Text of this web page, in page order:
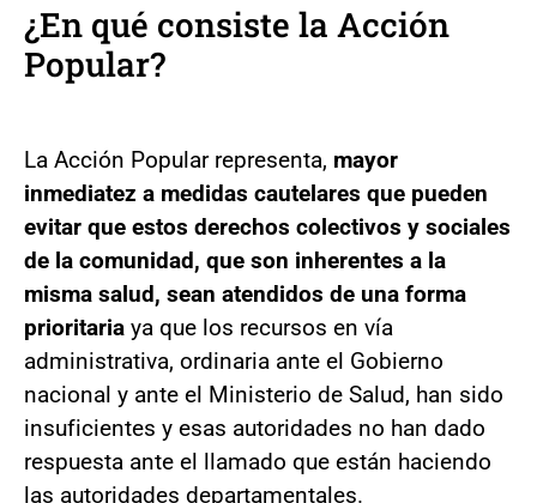
¿En qué consiste la Acción
Popular?
La Acción Popular representa, mayor
inmediatez a medidas cautelares que pueden
evitar que estos derechos colectivos y sociales
de la comunidad, que son inherentes a la
misma salud, sean atendidos de una forma
prioritaria ya que los recursos en vía
administrativa, ordinaria ante el Gobierno
nacional y ante el Ministerio de Salud, han sido
insuficientes y esas autoridades no han dado
respuesta ante el llamado que están haciendo
las autoridades departamentales.